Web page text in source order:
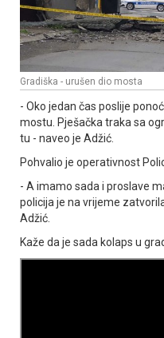
Gradiška - urušen dio mosta
- Oko jedan čas poslije
mostu. Pješačka traka sa
tu - naveo je Adžić.
Pohvalio je operativnost
- A imamo sada i proslave
policija je na vrijeme
Adžić.
Kaže da je sada kolaps u